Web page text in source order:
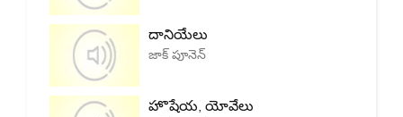
దానియేలు
జాక్ పూనెన్
హొషేయ, యోవేలు